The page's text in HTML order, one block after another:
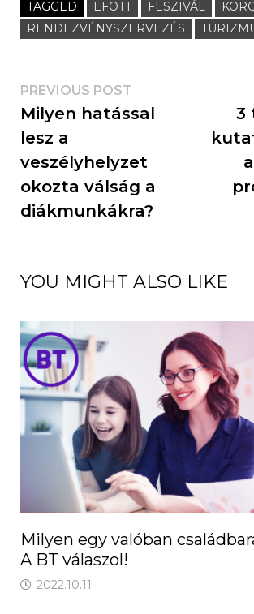
TAGGED EFOTT FESZIVÁL
RENDEZVÉNYSZERVEZÉS
PREVIOUS POST
Milyen hatással
lesz a
veszélyhelyzet
okozta válság a
diákmunkákra?
3
YOU MIGHT ALSO LIKE
Milyen egy valóban
A BT válaszol!
2022.10.11.